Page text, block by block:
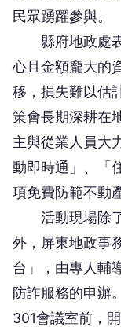
民眾踴躍參與。
縣府地政處表
心且金額龐大的
移，損失難以估
策會長期深耕在
主與從業人員大
動即時通」、「
項免費防範不動
活動現場除了
外，屏東地政事
台」，由專人輔
防詐服務的申辦
301會議室前，